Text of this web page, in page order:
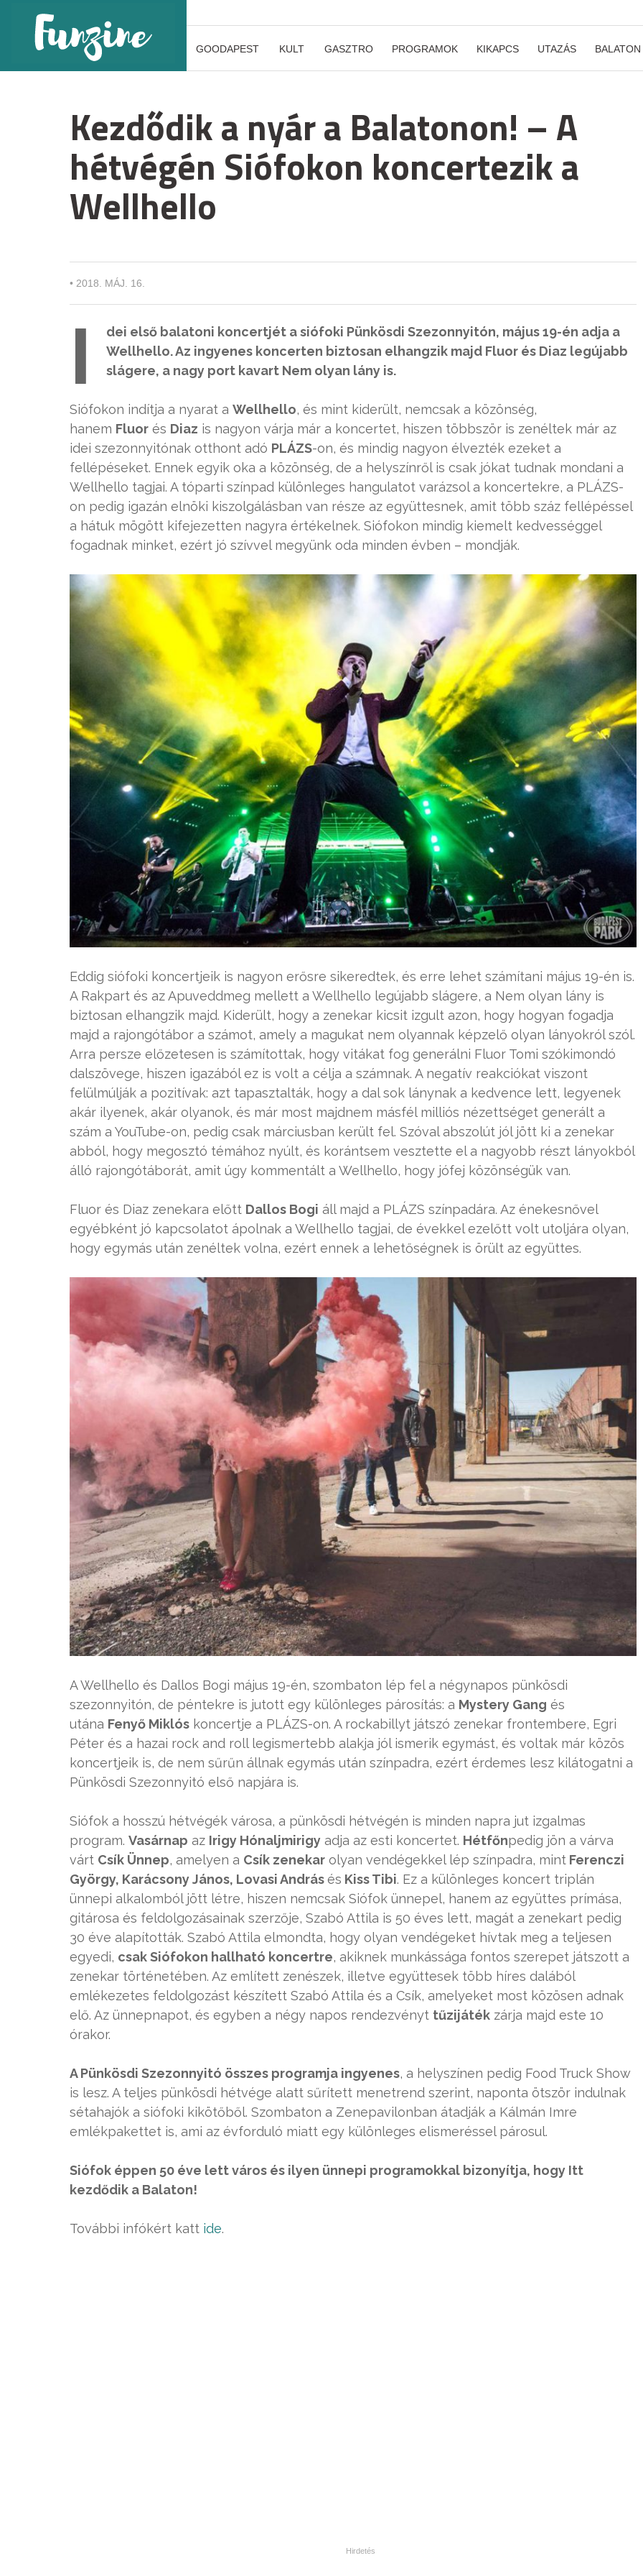
GOODAPEST KULT GASZTRO PROGRAMOK KIKAPCS UTAZÁS BALATON
Kezdődik a nyár a Balatonon! – A
hétvégén Siófokon koncertezik a
Wellhello
• 2018. MÁJ. 16.
I
dei első balatoni koncertjét a siófoki Pünkösdi Szezonnyitón, május 19-én adja a
Wellhello. Az ingyenes koncerten biztosan elhangzik majd Fluor és Diaz legújabb
slágere, a nagy port kavart Nem olyan lány is.
Siófokon indítja a nyarat a Wellhello, és mint kiderült, nemcsak a közönség,
hanem Fluor és Diaz is nagyon várja már a koncertet, hiszen többször is zenéltek már az
idei szezonnyitónak otthont adó PLÁZS-on, és mindig nagyon élvezték ezeket a
fellépéseket. Ennek egyik oka a közönség, de a helyszínről is csak jókat tudnak mondani a
Wellhello tagjai. A tóparti színpad különleges hangulatot varázsol a koncertekre, a PLÁZS-
on pedig igazán elnöki kiszolgálásban van része az együttesnek, amit több száz fellépéssel
a hátuk mögött kifejezetten nagyra értékelnek. Siófokon mindig kiemelt kedvességgel
fogadnak minket, ezért jó szívvel megyünk oda minden évben – mondják.
Eddig siófoki koncertjeik is nagyon erősre sikeredtek, és erre lehet számítani május 19-én is.
A Rakpart és az Apuveddmeg mellett a Wellhello legújabb slágere, a Nem olyan lány is
biztosan elhangzik majd. Kiderült, hogy a zenekar kicsit izgult azon, hogy hogyan fogadja
majd a rajongótábor a számot, amely a magukat nem olyannak képzelő olyan lányokról szól.
Arra persze előzetesen is számítottak, hogy vitákat fog generálni Fluor Tomi szókimondó
dalszövege, hiszen igazából ez is volt a célja a számnak. A negatív reakciókat viszont
felülmúlják a pozitívak: azt tapasztalták, hogy a dal sok lánynak a kedvence lett, legyenek
akár ilyenek, akár olyanok, és már most majdnem másfél milliós nézettséget generált a
szám a YouTube-on, pedig csak márciusban került fel. Szóval abszolút jól jött ki a zenekar
abból, hogy megosztó témához nyúlt, és korántsem vesztette el a nagyobb részt lányokból
álló rajongótáborát, amit úgy kommentált a Wellhello, hogy jófej közönségük van.
Fluor és Diaz zenekara előtt Dallos Bogi áll majd a PLÁZS színpadára. Az énekesnővel
egyébként jó kapcsolatot ápolnak a Wellhello tagjai, de évekkel ezelőtt volt utoljára olyan,
hogy egymás után zenéltek volna, ezért ennek a lehetőségnek is örült az együttes.
A Wellhello és Dallos Bogi május 19-én, szombaton lép fel a négynapos pünkösdi
szezonnyitón, de péntekre is jutott egy különleges párosítás: a Mystery Gang és
utána Fenyő Miklós koncertje a PLÁZS-on. A rockabillyt játszó zenekar frontembere, Egri
Péter és a hazai rock and roll legismertebb alakja jól ismerik egymást, és voltak már közös
koncertjeik is, de nem sűrűn állnak egymás után színpadra, ezért érdemes lesz kilátogatni a
Pünkösdi Szezonnyitó első napjára is.
Siófok a hosszú hétvégék városa, a pünkösdi hétvégén is minden napra jut izgalmas
program. Vasárnap az Irigy Hónaljmirigy adja az esti koncertet. Hétfőnpedig jön a várva
várt Csík Ünnep, amelyen a Csík zenekar olyan vendégekkel lép színpadra, mint Ferenczi
György, Karácsony János, Lovasi Andrásés Kiss Tibi. Ez a különleges koncert triplán
ünnepi alkalomból jött létre, hiszen nemcsak Siófok ünnepel, hanem az együttes prímása,
gitárosa és feldolgozásainak szerzője, Szabó Attila is 50 éves lett, magát a zenekart pedig
30 éve alapították. Szabó Attila elmondta, hogy olyan vendégeket hívtak meg a teljesen
egyedi, csak Siófokon hallható koncertre, akiknek munkássága fontos szerepet játszott a
zenekar történetében. Az említett zenészek, illetve együttesek több híres dalából
emlékezetes feldolgozást készített Szabó Attila és a Csík, amelyeket most közösen adnak
elő. Az ünnepnapot, és egyben a négy napos rendezvényt tűzijáték zárja majd este 10
órakor.
A Pünkösdi Szezonnyitó összes programja ingyenes, a helyszínen pedig Food Truck Show
is lesz. A teljes pünkösdi hétvége alatt sűrített menetrend szerint, naponta ötször indulnak
sétahajók a siófoki kikötőből. Szombaton a Zenepavilonban átadják a Kálmán Imre
emlékpakettet is, ami az évforduló miatt egy különleges elismeréssel párosul.
Siófok éppen 50 éve lett város és ilyen ünnepi programokkal bizonyítja, hogy Itt
kezdődik a Balaton!
További infókért katt ide.